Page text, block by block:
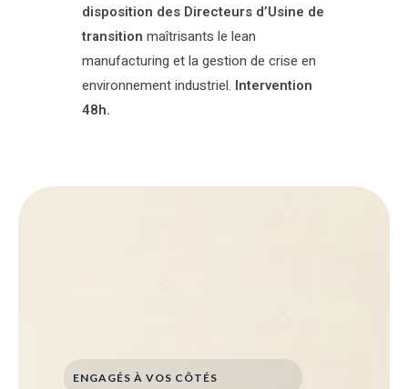
disposition des Directeurs d’Usine de
transition maîtrisants le lean
manufacturing et la gestion de crise en
environnement industriel. Intervention
48h.
ENGAGÉS À VOS CÔTÉS